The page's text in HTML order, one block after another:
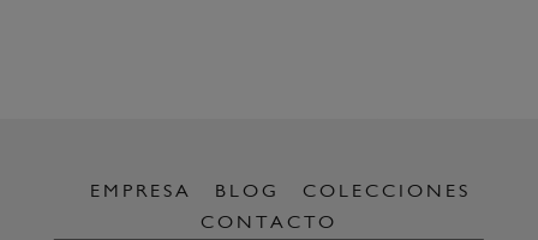
EMPRESA BLOG
COLECCIONES
CONTACTO